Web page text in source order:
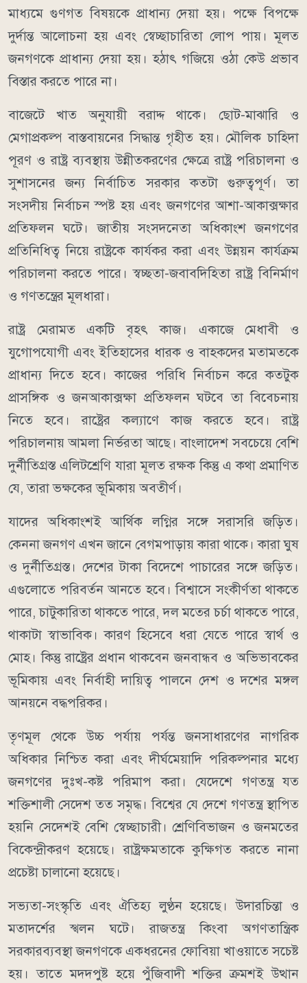
মাধ্যমে গুণগত বিষয়কে প্রাধান্য দেয়া হয়। পক্ষে বিপক্ষে
দুর্দান্ত আলোচনা হয় এবং স্বেচ্ছাচারিতা লোপ পায়। মূলত
জনগণকে প্রাধান্য দেয়া হয়। হঠাৎ গজিয়ে ওঠা কেউ প্রভাব
বিস্তার করতে পারে না।
বাজেটে খাত অনুযায়ী বরাদ্দ থাকে। ছোট-মাঝারি ও
মেগাপ্রকল্প বাস্তবায়নের সিদ্ধান্ত গৃহীত হয়। মৌলিক চাহিদা
পূরণ ও রাষ্ট্র ব্যবস্থায় উন্নীতকরণের ক্ষেত্রে রাষ্ট্র পরিচালনা ও
সুশাসনের জন্য নির্বাচিত সরকার কতটা গুরুত্বপূর্ণ। তা
সংসদীয় নির্বাচন স্পষ্ট হয় এবং জনগণের আশা-আকাক্সক্ষার
প্রতিফলন ঘটে। জাতীয় সংসদনেতা অধিকাংশ জনগণের
প্রতিনিধিত্ব নিয়ে রাষ্ট্রকে কার্যকর করা এবং উন্নয়ন কার্যক্রম
পরিচালনা করতে পারে। স্বচ্ছতা-জবাবদিহিতা রাষ্ট্র বিনির্মাণ
ও গণতন্ত্রের মূলধারা।
রাষ্ট্র মেরামত একটি বৃহৎ কাজ। একাজে মেধাবী ও
যুগোপযোগী এবং ইতিহাসের ধারক ও বাহকদের মতামতকে
প্রাধান্য দিতে হবে। কাজের পরিধি নির্বাচন করে কতটুক
প্রাসঙ্গিক ও জনআকাক্সক্ষা প্রতিফলন ঘটবে তা বিবেচনায়
নিতে হবে। রাষ্ট্রের কল্যাণে কাজ করতে হবে। রাষ্ট্র
পরিচালনায় আমলা নির্ভরতা আছে। বাংলাদেশ সবচেয়ে বেশি
দুর্নীতিগ্রস্ত এলিটশ্রেণি যারা মূলত রক্ষক কিন্তু এ কথা প্রমাণিত
যে, তারা ভক্ষকের ভূমিকায় অবতীর্ণ।
যাদের অধিকাংশই আর্থিক লগ্নির সঙ্গে সরাসরি জড়িত।
কেননা জনগণ এখন জানে বেগমপাড়ায় কারা থাকে। কারা ঘুষ
ও দুর্নীতিগ্রস্ত। দেশের টাকা বিদেশে পাচারের সঙ্গে জড়িত।
এগুলোতে পরিবর্তন আনতে হবে। বিশ্বাসে সংকীর্ণতা থাকতে
পারে, চাটুকারিতা থাকতে পারে, দল মতের চর্চা থাকতে পারে,
থাকাটা স্বাভাবিক। কারণ হিসেবে ধরা যেতে পারে স্বার্থ ও
মোহ। কিন্তু রাষ্ট্রের প্রধান থাকবেন জনবান্ধব ও অভিভাবকের
ভূমিকায় এবং নির্বাহী দায়িত্ব পালনে দেশ ও দশের মঙ্গল
আনয়নে বদ্ধপরিকর।
তৃণমূল থেকে উচ্চ পর্যায় পর্যন্ত জনসাধারণের নাগরিক
অধিকার নিশ্চিত করা এবং দীর্ঘমেয়াদি পরিকল্পনার মধ্যে
জনগণের দুঃখ-কষ্ট পরিমাপ করা। যেদেশে গণতন্ত্র যত
শক্তিশালী সেদেশ তত সমৃদ্ধ। বিশ্বের যে দেশে গণতন্ত্র স্থাপিত
হয়নি সেদেশই বেশি স্বেচ্ছাচারী। শ্রেণিবিভাজন ও জনমতের
বিকেন্দ্রীকরণ হয়েছে। রাষ্ট্রক্ষমতাকে কুক্ষিগত করতে নানা
প্রচেষ্টা চালানো হয়েছে।
সভ্যতা-সংস্কৃতি এবং ঐতিহ্য লুণ্ঠন হয়েছে। উদারচিন্তা ও
মতাদর্শের স্খলন ঘটে। রাজতন্ত্র কিংবা অগণতান্ত্রিক
সরকারব্যবস্থা জনগণকে একধরনের ফোবিয়া খাওয়াতে সচেষ্ট
হয়। তাতে মদদপুষ্ট হয়ে পুঁজিবাদী শক্তির ক্রমশই উত্থান